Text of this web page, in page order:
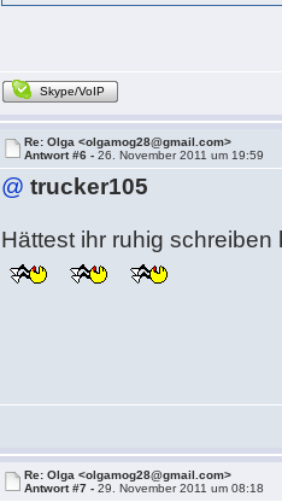
Skype/VoIP
Re: Olga <olgamog28@gmail.com>
Antwort #6 -26. November 2011 um 19:59
@ trucker105
Hättest ihr ruhig
Re: Olga <olgamog28@gmail.com>
Antwort #7 -29. November 2011 um 08:18